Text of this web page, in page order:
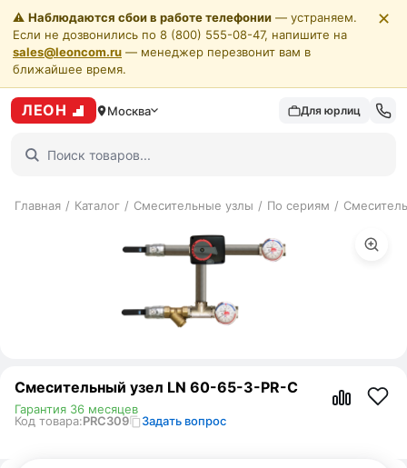
⚠️ Наблюдаются сбои в работе телефонии — устраняем.
Если не дозвонились по 8 (800) 555-08-47, напишите на
sales@leoncom.ru — менеджер перезвонит вам в
ближайшее время.
✕
ЛЕОН Москва Для юрлиц
Главная / Каталог / Смесительные узлы / По сериям /
Смесительный узел LN 60-65-3-PR-C
Код товара:PRC309 Задать вопрос
Гарантия 36 месяцев